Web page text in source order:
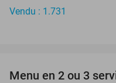
Vendu : 1.731
Menu en 2 ou 3